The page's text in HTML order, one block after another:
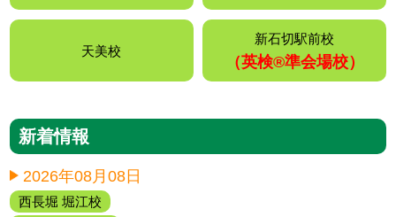
天美校
新石切駅前校
（英検®️準会場校）
新着情報
2026年08月08日
西長堀 堀江校